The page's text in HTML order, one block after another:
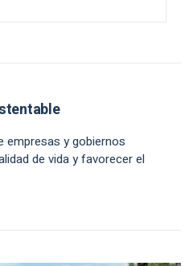
empresas y gobiernos
de vida y favorecer el